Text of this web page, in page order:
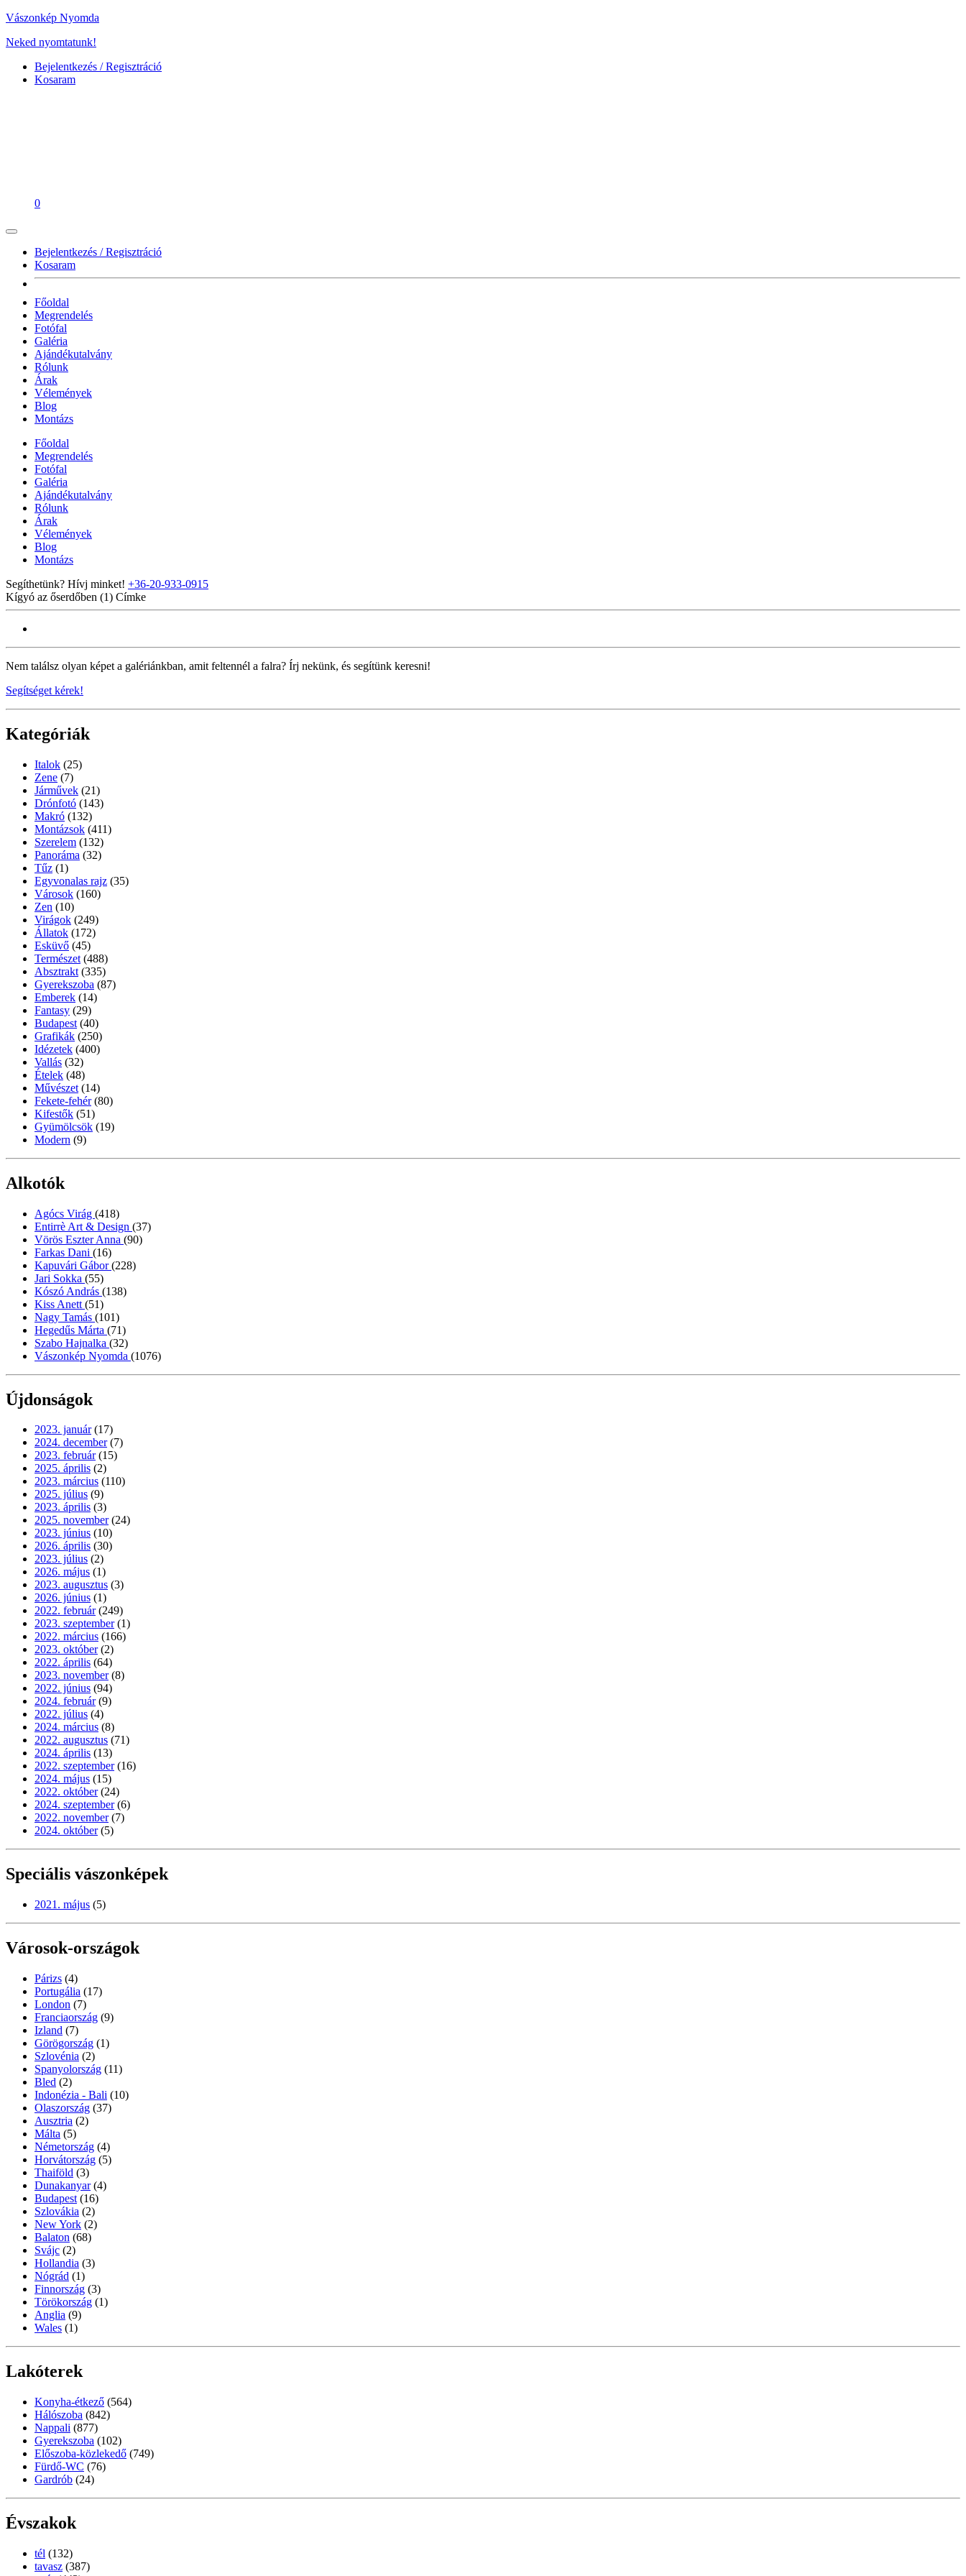
Vászonkép Nyomda
Neked nyomtatunk!
Bejelentkezés / Regisztráció
Kosaram
0
Bejelentkezés / Regisztráció
Kosaram
Főoldal
Megrendelés
Fotófal
Galéria
Ajándékutalvány
Rólunk
Árak
Vélemények
Blog
Montázs
Főoldal
Megrendelés
Fotófal
Galéria
Ajándékutalvány
Rólunk
Árak
Vélemények
Blog
Montázs
Segíthetünk? Hívj minket! +36-20-933-0915
Kígyó az őserdőben (1) Címke
Nem találsz olyan képet a galériánkban, amit feltennél a falra? Írj nekünk, és segítünk keresni!
Segítséget kérek!
Kategóriák
Italok (25)
Zene (7)
Járművek (21)
Drónfotó (143)
Makró (132)
Montázsok (411)
Szerelem (132)
Panoráma (32)
Tűz (1)
Egyvonalas rajz (35)
Városok (160)
Zen (10)
Virágok (249)
Állatok (172)
Esküvő (45)
Természet (488)
Absztrakt (335)
Gyerekszoba (87)
Emberek (14)
Fantasy (29)
Budapest (40)
Grafikák (250)
Idézetek (400)
Vallás (32)
Ételek (48)
Művészet (14)
Fekete-fehér (80)
Kifestők (51)
Gyümölcsök (19)
Modern (9)
Alkotók
Agócs Virág (418)
Entirrè Art & Design (37)
Vörös Eszter Anna (90)
Farkas Dani (16)
Kapuvári Gábor(228)
Jari Sokka (55)
Kószó András (138)
Kiss Anett (51)
Nagy Tamás (101)
Hegedűs Márta (71)
Szabo Hajnalka (32)
Vászonkép Nyomda (1076)
Újdonságok
2023. január (17)
2024. december (7)
2023. február (15)
2025. április (2)
2023. március (110)
2025. július (9)
2023. április (3)
2025. november (24)
2023. június (10)
2026. április (30)
2023. július (2)
2026. május (1)
2023. augusztus (3)
2026. június (1)
2022. február (249)
2023. szeptember (1)
2022. március (166)
2023. október (2)
2022. április (64)
2023. november (8)
2022. június (94)
2024. február (9)
2022. július (4)
2024. március (8)
2022. augusztus (71)
2024. április (13)
2022. szeptember (16)
2024. május (15)
2022. október (24)
2024. szeptember (6)
2022. november (7)
2024. október (5)
Speciális vászonképek
2021. május (5)
Városok-országok
Párizs (4)
Portugália (17)
London (7)
Franciaország (9)
Izland (7)
Görögország (1)
Szlovénia (2)
Spanyolország (11)
Bled (2)
Indonézia - Bali (10)
Olaszország (37)
Ausztria (2)
Málta (5)
Németország (4)
Horvátország (5)
Thaiföld (3)
Dunakanyar (4)
Budapest (16)
Szlovákia (2)
New York (2)
Balaton (68)
Svájc (2)
Hollandia (3)
Nógrád (1)
Finnország (3)
Törökország (1)
Anglia (9)
Wales (1)
Lakóterek
Konyha-étkező (564)
Hálószoba (842)
Nappali (877)
Gyerekszoba (102)
Előszoba-közlekedő (749)
Fürdő-WC (76)
Gardrób (24)
Évszakok
tél (132)
tavasz (387)